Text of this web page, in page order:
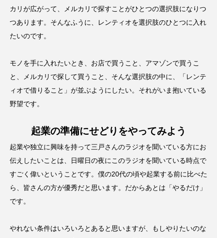
カリが広がって、メルカリで探すことがひとつの選択肢になりつ
つあります。そんなふうに、レンティオを選択肢のひとつに入れ
たいのです。
モノを手に入れたいとき、お店で買うこと、アマゾンで買うこ
と、メルカリで探して買うこと、そんな選択肢の中に、「レンテ
ィオで借りること」が並ぶようにしたい。それがいま抱いている
野望です。
起業の準備にせどりをやってみよう
起業や独立に興味を持って三戸さんのラジオを聞いている方にお
伝えしたいことは、日曜日の夜にこのラジオを聞いている時点で
すごく偉いということです。僕の20代の頃や起業する前に比べた
ら、皆さんの方が優秀だと思います。だからあとは「やるだけ」
です。
やれない条件はいろいろとあると思いますが、もしやりたいのな